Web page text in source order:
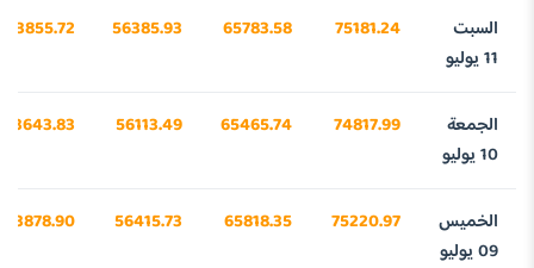
السبت
11 يوليو
75181.24
65783.58
56385.93
43855.72
الجمعة
10 يوليو
74817.99
65465.74
56113.49
43643.83
الخميس
09 يوليو
75220.97
65818.35
56415.73
43878.90